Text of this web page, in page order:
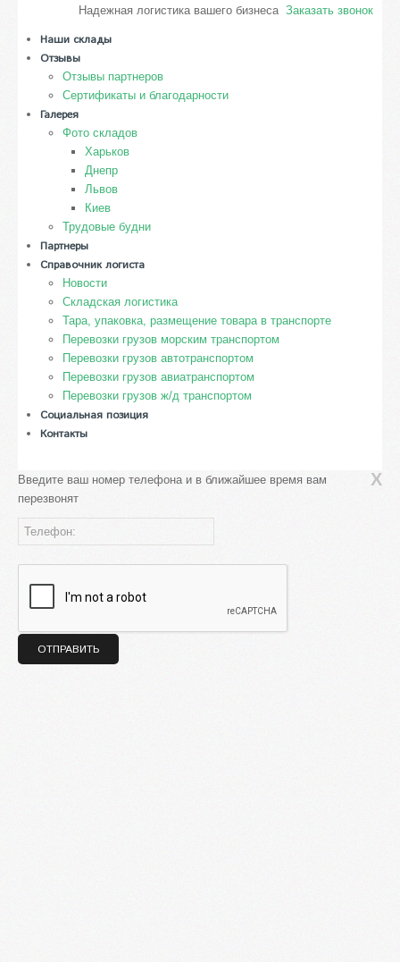
Надежная логистика вашего бизнеса Заказать звонок
Наши склады
Отзывы
Отзывы партнеров
Сертификаты и благодарности
Галерея
Фото складов
Харьков
Днепр
Львов
Киев
Трудовые будни
Партнеры
Справочник логиста
Новости
Складская логистика
Тара, упаковка, размещение товара в транспорте
Перевозки грузов морским транспортом
Перевозки грузов автотранспортом
Перевозки грузов авиатранспортом
Перевозки грузов ж/д транспортом
Социальная позиция
Контакты
X
Введите ваш номер телефонa и в ближайшее время вам
перезвонят